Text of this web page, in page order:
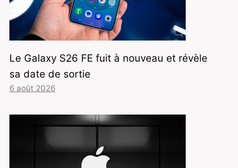
Le Galaxy S26 FE fuit à nouveau et révèle
sa date de sortie
6 août 2026